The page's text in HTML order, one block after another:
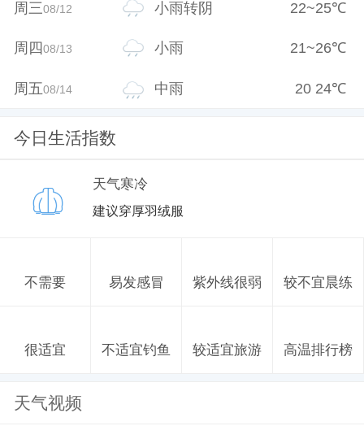
周三08/12 小雨转阴 22~25℃
周四08/13 小雨 21~26℃
周五08/14 中雨 20 24℃
今日生活指数
天气寒冷
建议穿厚羽绒服
不需要 易发感冒 紫外线很弱 较不宜晨练
很适宜 不适宜钓鱼 较适宜旅游 高温排行榜
天气视频